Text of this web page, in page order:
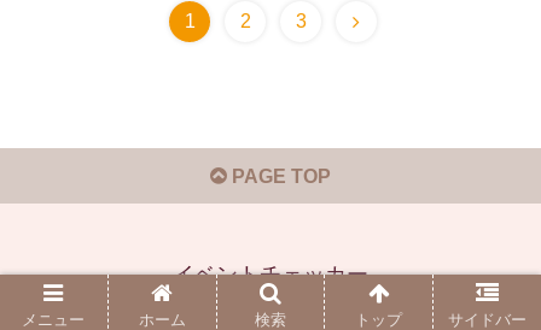
1 2 3
PAGE TOP
イベントチェッカー
© 2019-2026 イベントチェッカー.
メニュー ホーム 検索 トップ サイドバー